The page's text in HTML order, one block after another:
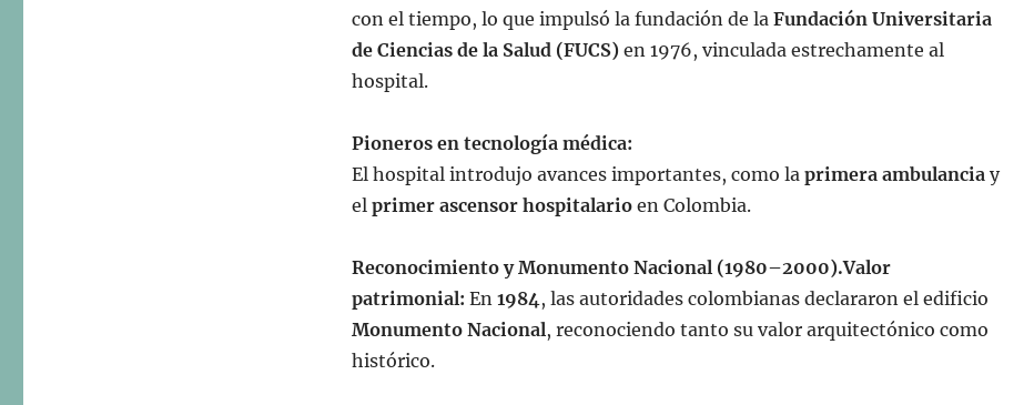
con el tiempo, lo que impulsó la fundación de la Fundación Universitaria
de Ciencias de la Salud (FUCS)en 1976, vinculada estrechamente al
hospital.
Pioneros en tecnología médica:
El hospital introdujo avances importantes, como la primera ambulanciay
el primer ascensor hospitalarioen Colombia.
Reconocimiento y Monumento Nacional (1980–2000).Valor
patrimonial: En 1984, las autoridades colombianas declararon el edificio
Monumento Nacional, reconociendo tanto su valor arquitectónico como
histórico.